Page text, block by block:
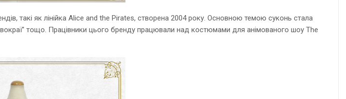
такі як лінійка Alice and the Pirates, створена 2004 року. Основною темою суконь стала
тощо. Працівники цього бренду працювали над костюмами для анімованого шоу The